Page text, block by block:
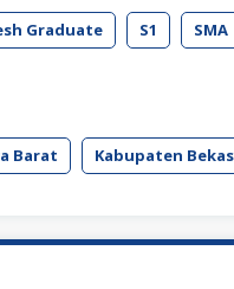
Graduate S1
SMA
Barat Kabupaten